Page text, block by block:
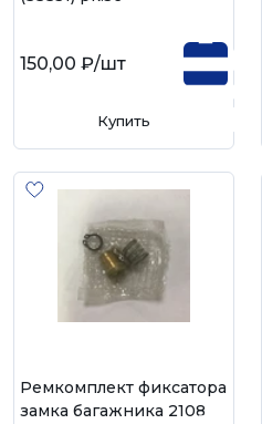
150,00 ₽/шт
Купить
Ремкомплект фиксатора
замка багажника 2108